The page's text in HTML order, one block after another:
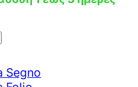
Segno